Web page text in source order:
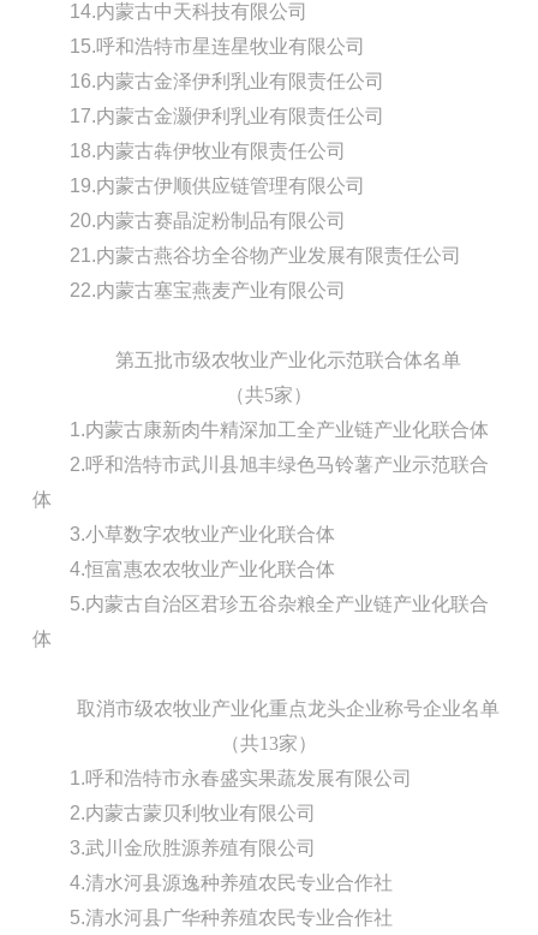
14.内蒙古中天科技有限公司
15.呼和浩特市星连星牧业有限公司
16.内蒙古金泽伊利乳业有限责任公司
17.内蒙古金灏伊利乳业有限责任公司
18.内蒙古犇伊牧业有限责任公司
19.内蒙古伊顺供应链管理有限公司
20.内蒙古赛晶淀粉制品有限公司
21.内蒙古燕谷坊全谷物产业发展有限责任公司
22.内蒙古塞宝燕麦产业有限公司
第五批市级农牧业产业化示范联合体名单
（共5家）
1.内蒙古康新肉牛精深加工全产业链产业化联合体
2.呼和浩特市武川县旭丰绿色马铃薯产业示范联合
体
3.小草数字农牧业产业化联合体
4.恒富惠农农牧业产业化联合体
5.内蒙古自治区君珍五谷杂粮全产业链产业化联合
体
取消市级农牧业产业化重点龙头企业称号企业名单
（共13家）
1.呼和浩特市永春盛实果蔬发展有限公司
2.内蒙古蒙贝利牧业有限公司
3.武川金欣胜源养殖有限公司
4.清水河县源逸种养殖农民专业合作社
5.清水河县广华种养殖农民专业合作社